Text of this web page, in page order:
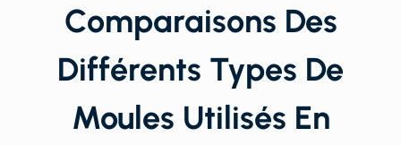
Comparaisons Des
Différents Types De
Moules Utilisés En